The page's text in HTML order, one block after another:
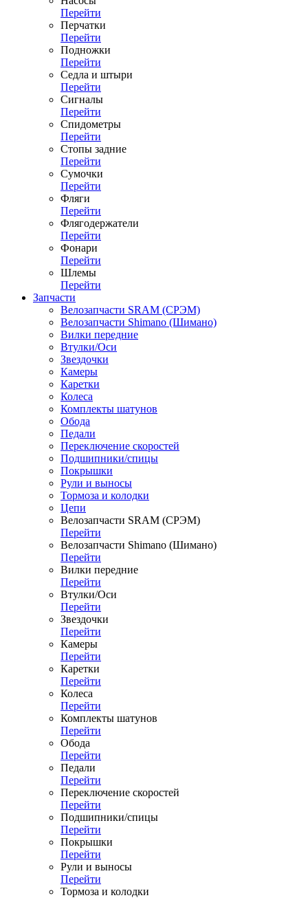
Перейти
Перчатки
Перейти
Подножки
Перейти
Седла и штыри
Перейти
Сигналы
Перейти
Спидометры
Перейти
Стопы задние
Перейти
Сумочки
Перейти
Фляги
Перейти
Флягодержатели
Перейти
Фонари
Перейти
Шлемы
Перейти
Запчасти
Велозапчасти SRAM (СРЭМ)
Велозапчасти Shimano (Шимано)
Вилки передние
Втулки/Оси
Звездочки
Камеры
Каретки
Колеса
Комплекты шатунов
Обода
Педали
Переключение скоростей
Подшипники/спицы
Покрышки
Рули и выносы
Тормоза и колодки
Цепи
Велозапчасти SRAM (СРЭМ)
Перейти
Велозапчасти Shimano (Шимано)
Перейти
Вилки передние
Перейти
Втулки/Оси
Перейти
Звездочки
Перейти
Камеры
Перейти
Каретки
Перейти
Колеса
Перейти
Комплекты шатунов
Перейти
Обода
Перейти
Педали
Перейти
Переключение скоростей
Перейти
Подшипники/спицы
Перейти
Покрышки
Перейти
Рули и выносы
Перейти
Тормоза и колодки